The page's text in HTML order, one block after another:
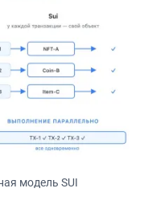
модель SUI